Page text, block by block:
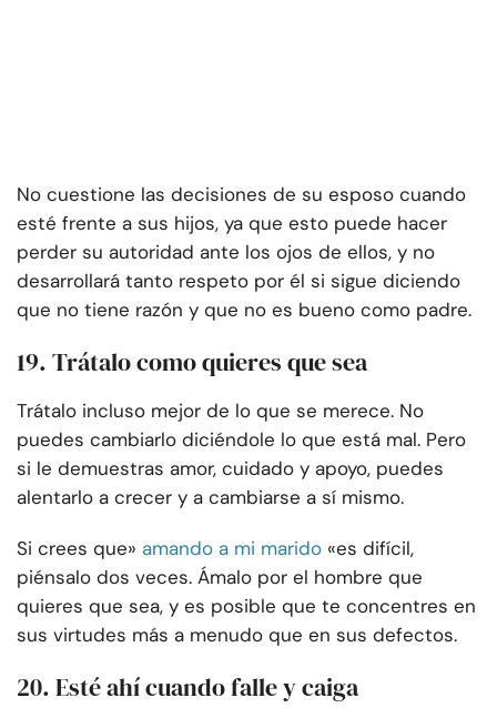
No cuestione las decisiones de su esposo cuando
esté frente a sus hijos, ya que esto puede hacer
perder su autoridad ante los ojos de ellos, y no
desarrollará tanto respeto por él si sigue diciendo
que no tiene razón y que no es bueno como padre.
19. Trátalo como quieres que sea
Trátalo incluso mejor de lo que se merece. No
puedes cambiarlo diciéndole lo que está mal. Pero
si le demuestras amor, cuidado y apoyo, puedes
alentarlo a crecer y a cambiarse a sí mismo.
Si crees que» amando a mi marido «es difícil,
piénsalo dos veces. Ámalo por el hombre que
quieres que sea, y es posible que te concentres en
sus virtudes más a menudo que en sus defectos.
20. Esté ahí cuando falle y caiga